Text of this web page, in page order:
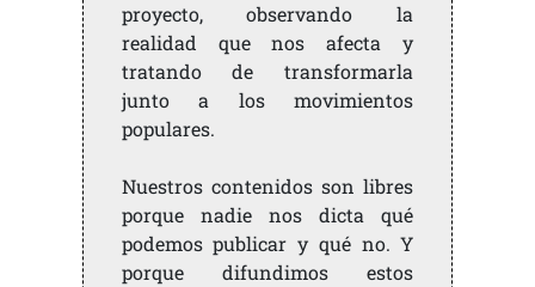
proyecto, observando la
realidad que nos afecta y
tratando de transformarla
junto a los movimientos
populares.
Nuestros contenidos son libres
porque nadie nos dicta qué
podemos publicar y qué no. Y
porque difundimos estos